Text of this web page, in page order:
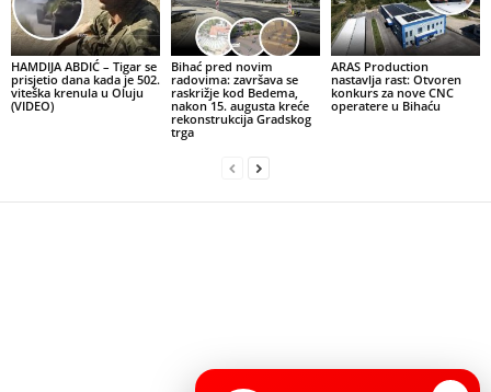
HAMDIJA ABDIĆ – Tigar se
prisjetio dana kada je 502.
viteška krenula u Oluju
(VIDEO)
Bihać pred novim
radovima: završava se
raskrižje kod Bedema,
nakon 15. augusta kreće
rekonstrukcija Gradskog
trga
ARAS Production
nastavlja rast: Otvoren
konkurs za nove CNC
operatere u Bihaću